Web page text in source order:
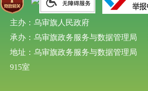
主办：乌审旗人民政府
承办：乌审旗政务服务与数据管理局
地址：乌审旗政务服务与数据管理局
915室